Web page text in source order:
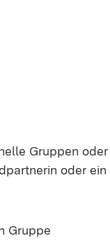
Gruppen oder
oder
Gruppe